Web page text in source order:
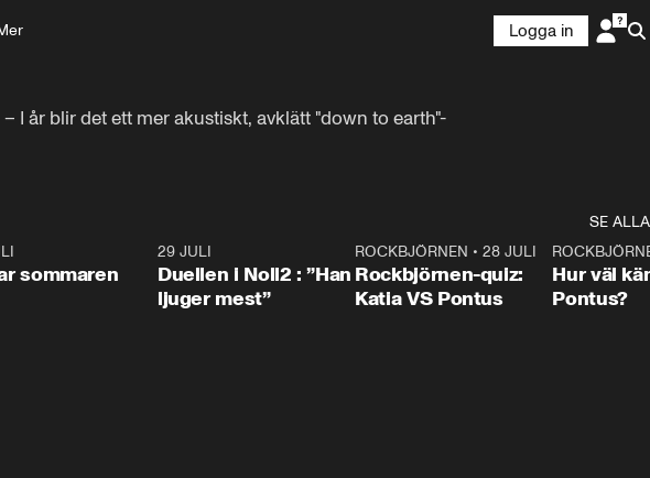
Logga in
I år blir det ett mer akustiskt, avklätt "down to earth"-
SE ALLA
sommaren
29 JULI
Duellen i Noll2 : ”Han
ljuger mest”
0:15
ROCKBJÖRNEN •28 JULI
Rockbjörnen-quiz:
Katia VS Pontus
Hur väl
Pontus?